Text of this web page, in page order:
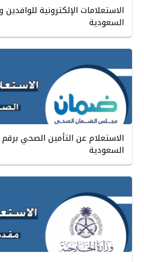
الاستعلامات الإلكترونية للوافدين
السعودية
الاستعلام عن التأمين الصحي
السعودية